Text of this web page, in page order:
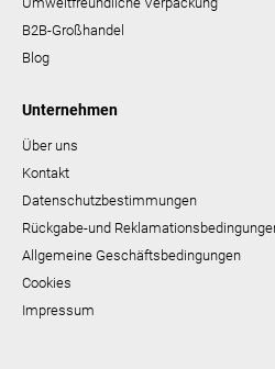
B2B-Großhandel
Blog
Unternehmen
Über uns
Kontakt
Datenschutzbestimmungen
Rückgabe-und
Allgemeine Geschäftsbedingungen
Cookies
Impressum